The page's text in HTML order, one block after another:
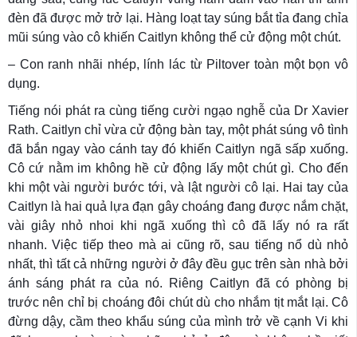
đèn đã được mở trở lại. Hàng loạt tay súng bắt tỉa đang chỉa
mũi súng vào cô khiến Caitlyn không thể cử động một chút.
– Con ranh nhãi nhép, lính lác từ Piltover toàn một bọn vô
dụng.
Tiếng nói phát ra cùng tiếng cười ngạo nghễ của Dr Xavier
Rath. Caitlyn chỉ vừa cử động bàn tay, một phát súng vô tình
đã bắn ngay vào cánh tay đó khiến Caitlyn ngã sấp xuống.
Cô cứ nằm im không hề cử động lấy một chút gì. Cho đến
khi một vài người bước tới, và lật người cô lại. Hai tay của
Caitlyn là hai quả lựa đạn gây choáng đang được nắm chặt,
vài giây nhỏ nhoi khi ngã xuống thì cô đã lấy nó ra rất
nhanh. Việc tiếp theo mà ai cũng rõ, sau tiếng nổ dù nhỏ
nhất, thì tất cả những người ở đây đều gục trên sàn nhà bởi
ánh sáng phát ra của nó. Riêng Caitlyn đã có phòng bị
trước nên chỉ bị choáng đôi chút dù cho nhắm tịt mắt lại. Cô
đừng dậy, cầm theo khẩu súng của mình trở về cạnh Vi khi